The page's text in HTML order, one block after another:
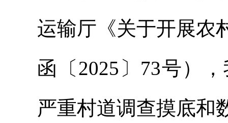
运输厅《关于开展农
函〔2025〕73号）
严重村道调查摸底和